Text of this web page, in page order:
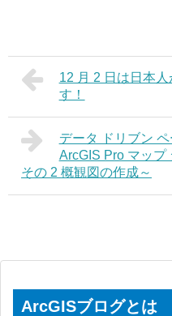
12 月 2 日は日本
す！
データ ドリブン
ArcGIS Pro マップ
その 2 概観図の作成～
ArcGISブログとは